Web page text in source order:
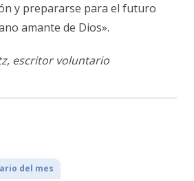
y prepararse para el futuro
amante de Dios».
escritor voluntario
del mes